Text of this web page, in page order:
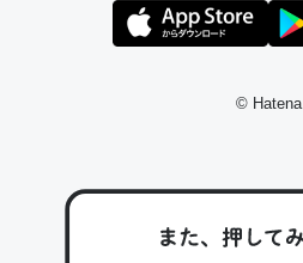
─野菜が止まらなくなる南フランス発
ース」の作り方をビストロ居酒屋のシ
ットペッパーグルメ
スペインにもアリオリソースが
けど、読み方が違うだけで同じ
© Hatena